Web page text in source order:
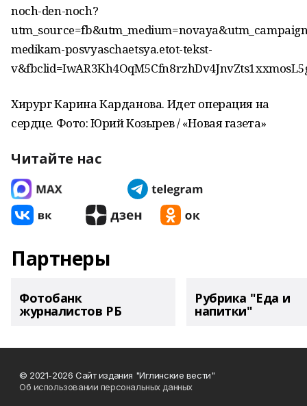
noch-den-noch?
medikam-posvyaschaetsya.etot-tekst-
Хирург Карина Карданова. Идет операция на
сердце. Фото: Юрий Козырев / «Новая газета»
Читайте нас
Партнеры
Фотобанк
журналистов РБ
Рубрика "Еда и
напитки"
© 2021-2026 Сайт издания "Иглинские вести"
Об использовании персональных данных